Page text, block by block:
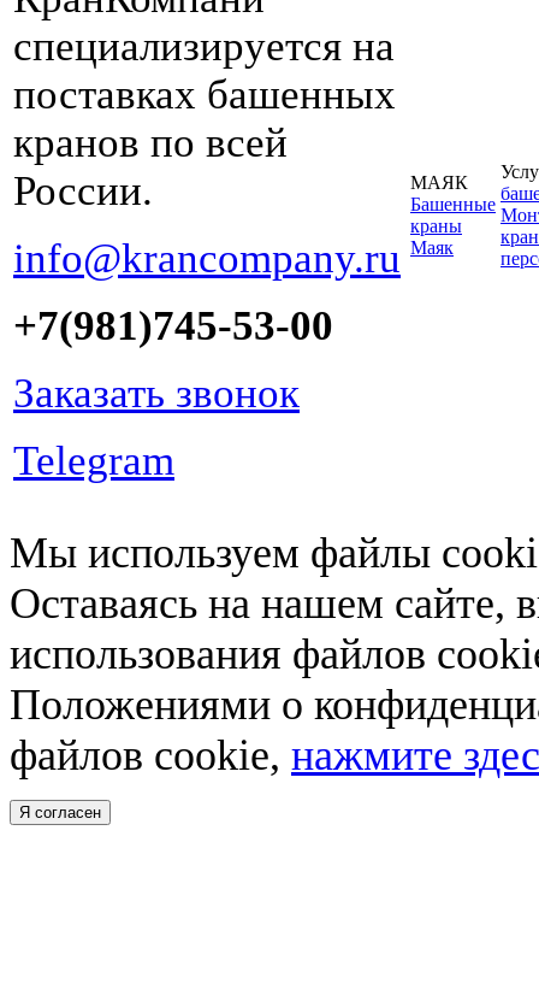
специализируется на
поставках башенных
кранов по всей
России.
info@krancompany.ru
+7(981)745-53-00
Заказать звонок
Telegram
МАЯК
Башенные
краны
Маяк
Мы используем файлы
Оставаясь на нашем сайте,
использования файлов
Положениями о
файлов cookie, нажмите
Я согласен